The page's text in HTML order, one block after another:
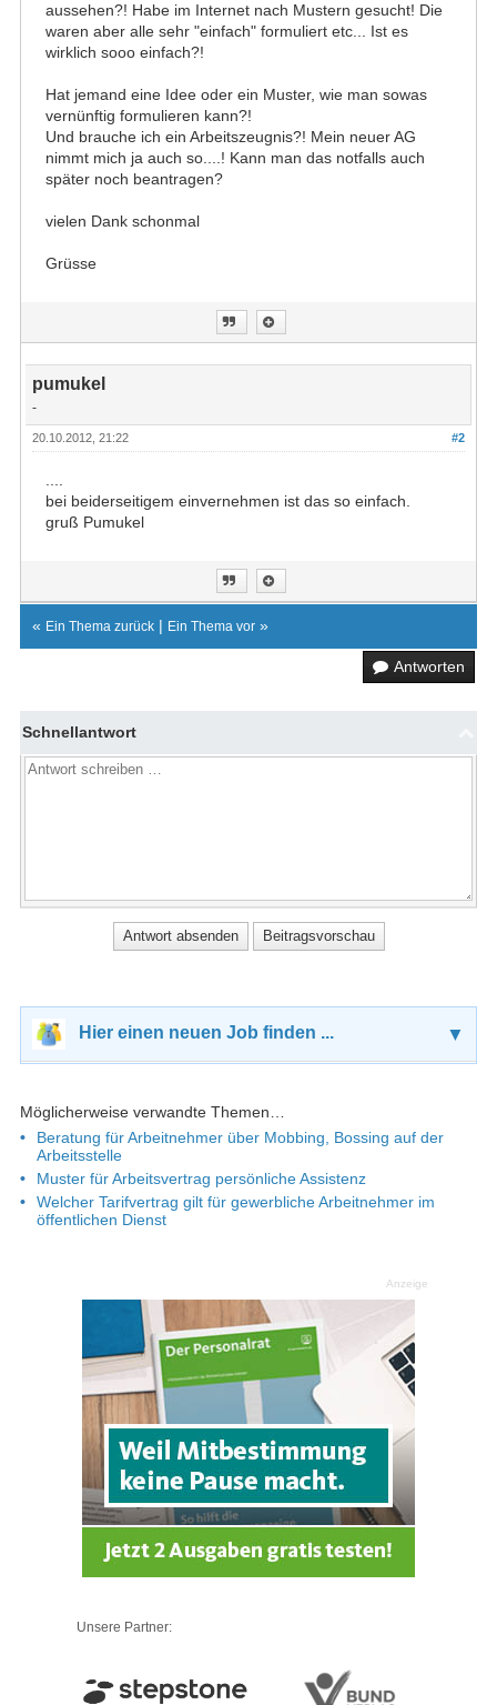
aussehen?! Habe im Internet nach Mustern gesucht! Die
waren aber alle sehr "einfach" formuliert etc... Ist es
wirklich sooo einfach?!
Hat jemand eine Idee oder ein Muster, wie man sowas
vernünftig formulieren kann?!
Und brauche ich ein Arbeitszeugnis?! Mein neuer AG
nimmt mich ja auch so....! Kann man das notfalls auch
später noch beantragen?
vielen Dank schonmal
Grüsse
pumukel
-
#2
20.10.2012, 21:22
....
bei beiderseitigem einvernehmen ist das so einfach.
gruß Pumukel
« Ein Thema zurück| Ein Thema vor»
Antworten
Schnellantwort
Hier einen neuen Job finden ... ▼
Möglicherweise verwandte Themen…
Beratung für Arbeitnehmer über Mobbing, Bossing auf der
Arbeitsstelle
Muster für Arbeitsvertrag persönliche Assistenz
Welcher Tarifvertrag gilt für gewerbliche Arbeitnehmer im
öffentlichen Dienst
Anzeige
Unsere Partner: